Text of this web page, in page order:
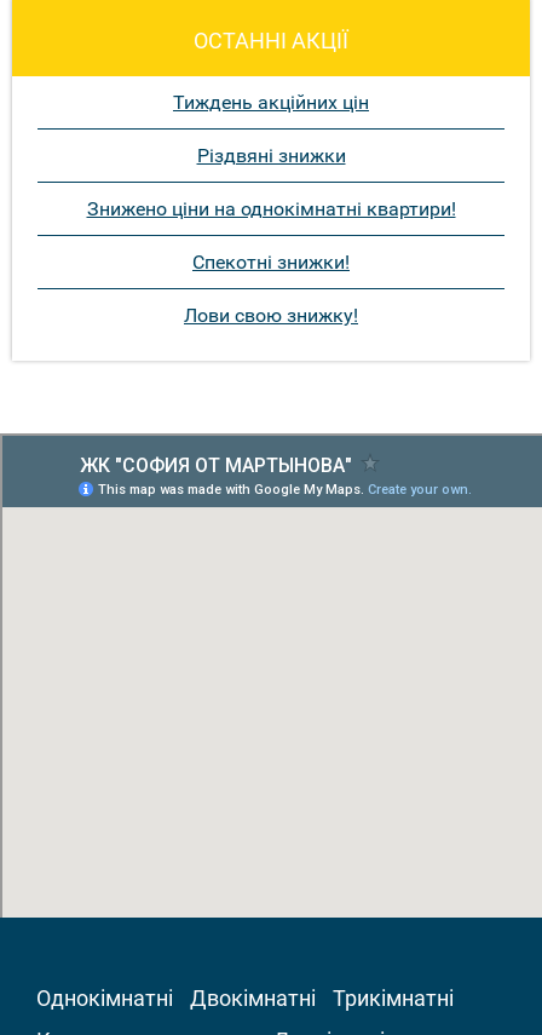
ОСТАННІ АКЦІЇ
Тиждень акційних цін
Різдвяні знижки
Знижено ціни на однокімнатні квартири!
Спекотні знижки!
Лови свою знижку!
Однокімнатні Двокімнатні
Трикімнатні